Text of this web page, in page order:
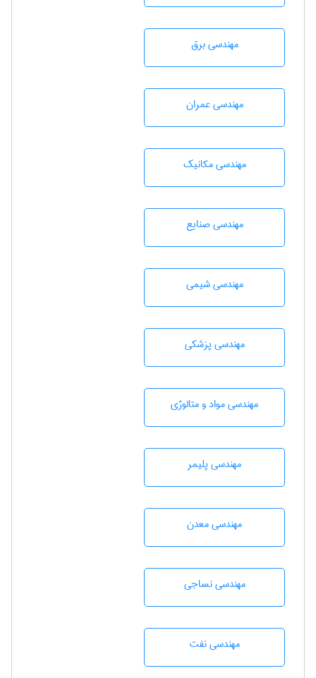
مهندسی برق
مهندسی عمران
مهندسی مکانیک
مهندسی صنايع
مهندسي شيمی
مهندسی پزشکی
مهندسی مواد و متالوژی
مهندسی پليمر
مهندسی معدن
مهندسي نساجی
مهندسی نفت